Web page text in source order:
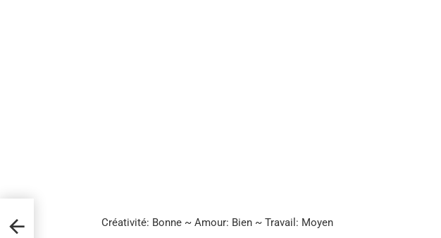
Créativité: Bonne ~ Amour: Bien ~ Travail: Moyen